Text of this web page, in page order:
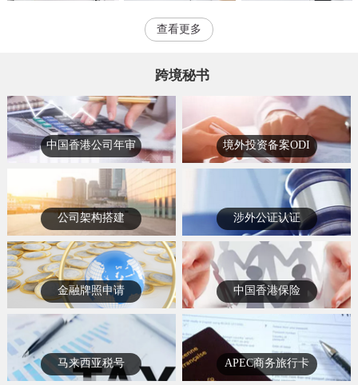
查看更多
跨境秘书
中国香港公司年审 境外投资备案ODI
公司架构搭建 涉外公证认证
金融牌照申请 中国香港保险
马来西亚税号 APEC商务旅行卡